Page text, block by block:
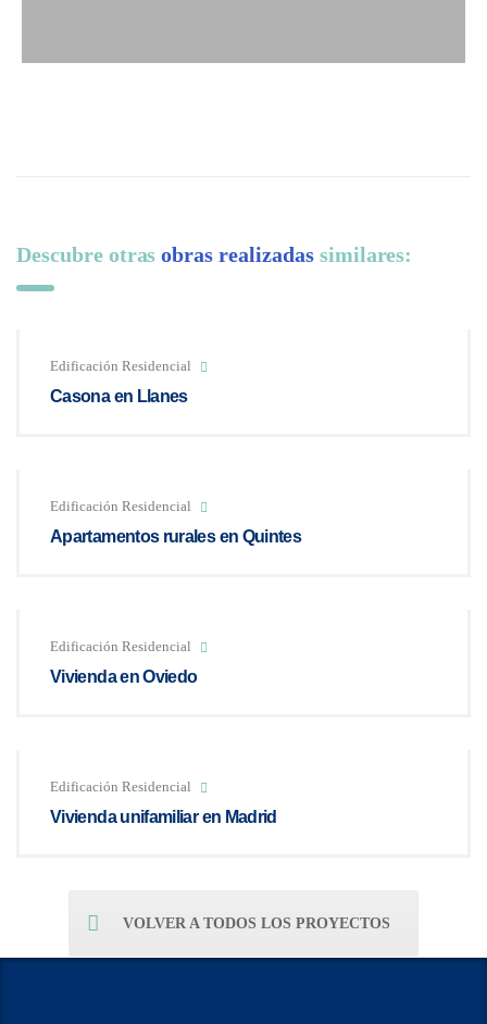
Descubre otrasobras realizadassimilares:
Edificación Residencial
Casona en Llanes
Edificación Residencial
Apartamentos rurales en Quintes
Edificación Residencial
Vivienda en Oviedo
Edificación Residencial
Vivienda unifamiliar en Madrid
VOLVER A TODOS LOS PROYECTOS